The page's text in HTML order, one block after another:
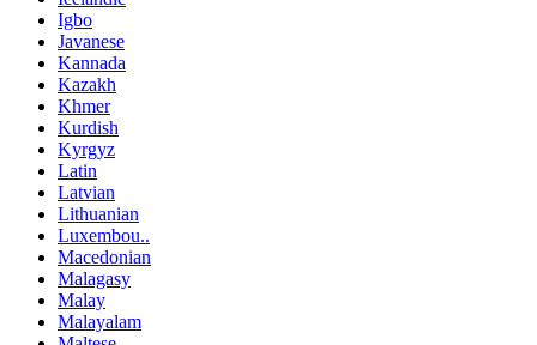
Igbo
Javanese
Kannada
Kazakh
Khmer
Kurdish
Kyrgyz
Latin
Latvian
Lithuanian
Luxembou..
Macedonian
Malagasy
Malay
Malayalam